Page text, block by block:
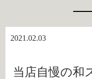
2021.02.03
当店自慢の和